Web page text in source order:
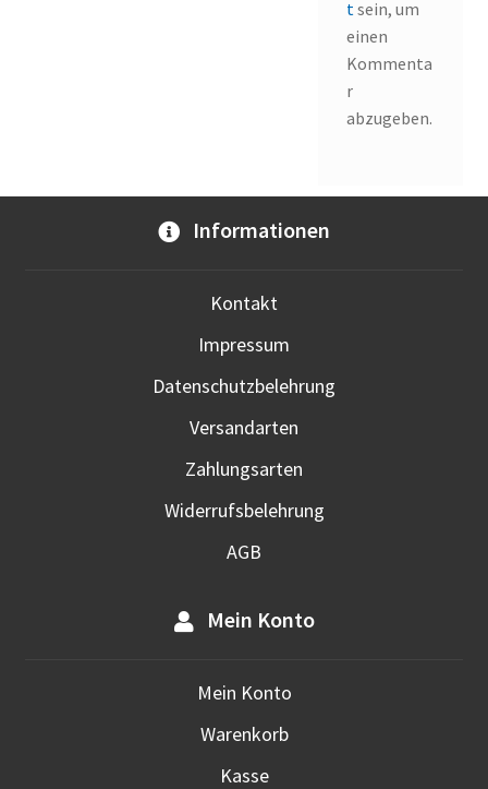
tsein, um
einen
Kommenta
r
abzugeben.
Informationen
Kontakt
Impressum
Datenschutzbelehrung
Versandarten
Zahlungsarten
Widerrufsbelehrung
AGB
Mein Konto
Mein Konto
Warenkorb
Kasse